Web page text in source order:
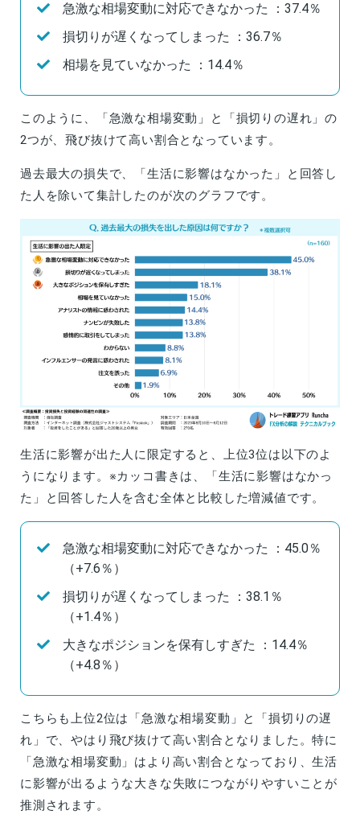
急激な相場変動に対応できなかった ：37.4％
損切りが遅くなってしまった ：36.7％
相場を見ていなかった ：14.4％
このように、「急激な相場変動」と「損切りの遅れ」の
2つが、飛び抜けて高い割合となっています。
過去最大の損失で、「生活に影響はなかった」と回答し
た人を除いて集計したのが次のグラフです。
生活に影響が出た人に限定すると、上位3位は以下のよ
うになります。※カッコ書きは、「生活に影響はなかっ
た」と回答した人を含む全体と比較した増減値です。
急激な相場変動に対応できなかった ：45.0％
（+7.6％）
損切りが遅くなってしまった ：38.1％
（+1.4％）
大きなポジションを保有しすぎた ：14.4％
（+4.8％）
こちらも上位2位は「急激な相場変動」と「損切りの遅
れ」で、やはり飛び抜けて高い割合となりました。特に
「急激な相場変動」はより高い割合となっており、生活
に影響が出るような大きな失敗につながりやすいことが
推測されます。